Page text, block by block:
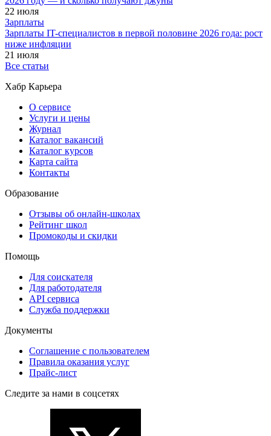
22 июля
Зарплаты
Зарплаты IT-специалистов в первой половине 2026 года: рост
ниже инфляции
21 июля
Все статьи
Хабр Карьера
О сервисе
Услуги и цены
Журнал
Каталог вакансий
Каталог курсов
Карта сайта
Контакты
Образование
Отзывы об онлайн-школах
Рейтинг школ
Промокоды и скидки
Помощь
Для соискателя
Для работодателя
API сервиса
Служба поддержки
Документы
Соглашение с пользователем
Правила оказания услуг
Прайс-лист
Следите за нами в соцсетях